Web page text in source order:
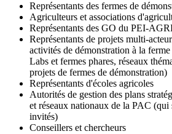
Représentants des fermes de
Agriculteurs et associations
Représentants des GO du PEI-
Représentants de projets multi-
activités de démonstration à la
Labs et fermes phares, réseaux
projets de fermes de démonstration)
Représentants d'écoles agricoles
Autorités de gestion des plans
et réseaux nationaux de la PAC (qui
invités)
Conseillers et chercheurs